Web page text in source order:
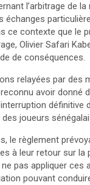
l’arbitrage de la
échanges
ce contexte que le
Olivier Safari
de conséquences.
relayées par des
avoir donné
définitive
joueurs
le règlement
à leur retour sur la
pas appliquer ces
pouvant